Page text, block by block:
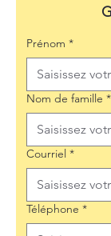
Prénom *
Nom de famille *
Courriel *
Téléphone *